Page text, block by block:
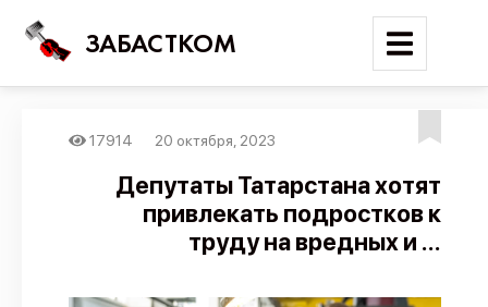
ЗАБАСТКОМ
Поиск
Новости
Карта событий
17914 20 октября, 2023
Депутаты Татарстана хотят
привлекать подростков к
труду на вредных и ...